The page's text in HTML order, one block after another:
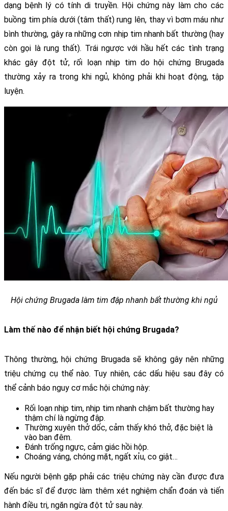
dạng bệnh lý có tính di truyền. Hội chứng này làm cho các
buồng tim phía dưới (tâm thất) rung lên, thay vì bơm máu như
bình thường, gây ra những cơn nhịp tim nhanh bất thường (hay
còn gọi là rung thất). Trái ngược với hầu hết các tình trạng
khác gây đột tử, rối loạn nhịp tim do hội chứng Brugada
thường xảy ra trong khi ngủ, không phải khi hoạt động, tập
luyện.
Hội chứng Brugada làm tim đập nhanh bất thường khi ngủ
Làm thế nào để nhận biết hội chứng Brugada?
Thông thường, hội chứng Brugada sẽ không gây nên những
triệu chứng cụ thể nào. Tuy nhiên, các dấu hiệu sau đây có
thể cảnh báo nguy cơ mắc hội chứng này:
Rối loạn nhịp tim, nhịp tim nhanh chậm bất thường hay
thậm chí là ngừng đập.
Thường xuyên thở dốc, cảm thấy khó thở, đặc biệt là
vào ban đêm.
Đánh trống ngực, cảm giác hồi hộp.
Choáng váng, chóng mặt, ngất xỉu, co giật…
Nếu người bệnh gặp phải các triệu chứng này cần được đưa
đến bác sĩ để được làm thêm xét nghiệm chẩn đoán và tiến
hành điều trị, ngăn ngừa đột tử sau này.